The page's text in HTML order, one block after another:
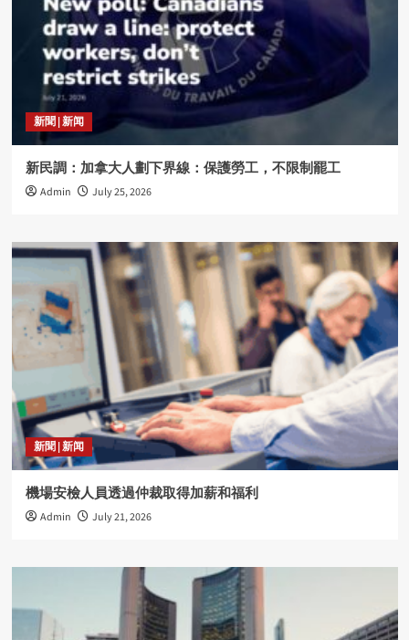
新聞 | 新闻
新民調：加拿大人劃下界線：保護勞工，不限制罷工
Admin July 25, 2026
新聞 | 新闻
機場安檢人員透過仲裁取得加薪和福利
Admin July 21, 2026